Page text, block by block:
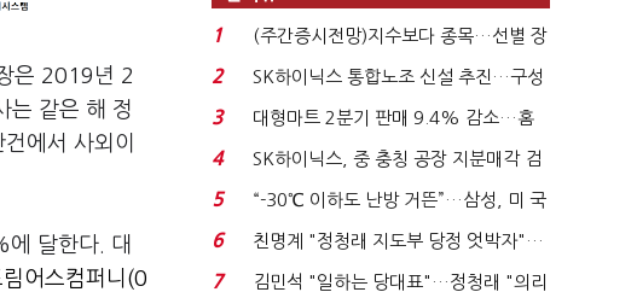
은 2019년 2
는 같은 해 정
에서 사외이
에 달한다. 대
림어스컴퍼니(0
1
(주간증시전망)지수보다 종목…선별 장
세 이어진다...
2
SK하이닉스 통합노조 신설 추진…구성
원간 성과급 불...
3
대형마트 2분기 판매 9.4% 감소…홈
플러스 사태 여파...
4
SK하이닉스, 중 충칭 공장 지분매각 검
토?…“확정된 바...
5
“-30℃ 이하도 난방 거뜬”…삼성, 미 국
립연구소와 개...
6
친명계 "정청래 지도부 당정 엇박자"…
친청계 "신천지 오...
7
김민석 "일하는 당대표"…정청래 "의리